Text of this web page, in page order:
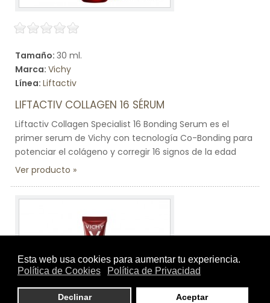
Tamaño: 30 ml.
Marca: Vichy
Línea: Liftactiv
LIFTACTIV COLLAGEN 16 SÉRUM
Liftactiv Collagen Specialist 16 Bonding Serum es el
primer serum de Vichy con tecnología Co-Bonding para
potenciar el colágeno y corregir 16 signos de la edad
Ver producto